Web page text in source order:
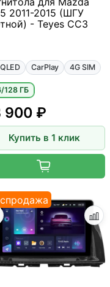
2011-2015 (ШГУ
- Teyes CC3
CarPlay 4G SIM
128 ГБ
900 ₽
Купить в 1 клик